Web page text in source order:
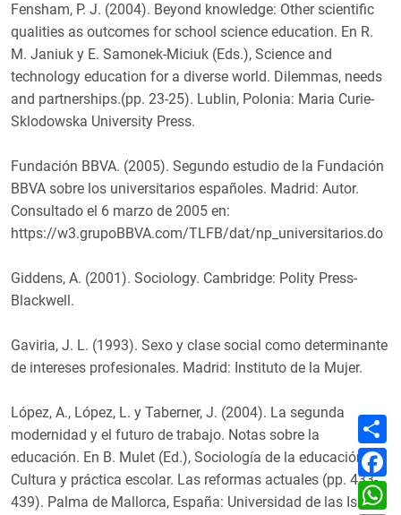
Fensham, P. J. (2004). Beyond knowledge: Other scientific
qualities as outcomes for school science education. En R.
M. Janiuk y E. Samonek-Miciuk (Eds.), Science and
technology education for a diverse world. Dilemmas, needs
and partnerships.(pp. 23-25). Lublin, Polonia: Maria Curie-
Sklodowska University Press.
Fundación BBVA. (2005). Segundo estudio de la Fundación
BBVA sobre los universitarios españoles. Madrid: Autor.
Consultado el 6 marzo de 2005 en:
https://w3.grupoBBVA.com/TLFB/dat/np_universitarios.do
Giddens, A. (2001). Sociology. Cambridge: Polity Press-
Blackwell.
Gaviria, J. L. (1993). Sexo y clase social como determinante
de intereses profesionales. Madrid: Instituto de la Mujer.
López, A., López, L. y Taberner, J. (2004). La segunda
modernidad y el futuro de trabajo. Notas sobre la
educación. En B. Mulet (Ed.), Sociología de la educación:
Cultura y práctica escolar. Las reformas actuales (pp. 433-
439). Palma de Mallorca, España: Universidad de las Islas